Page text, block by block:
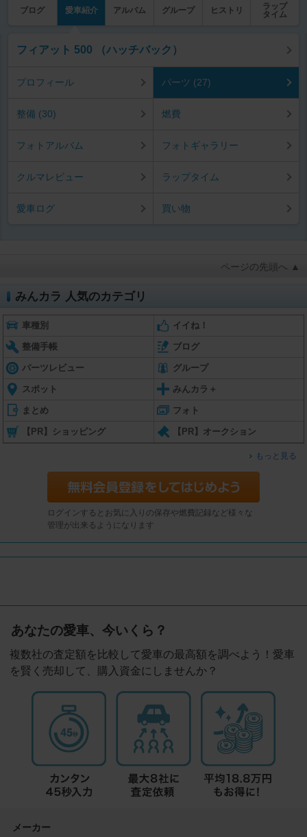
ブログ 愛車紹介 アルバム グループ ヒストリ
ラップ
タイム
フィアット 500 （ハッチバック）
プロフィール パーツ (27)
整備 (30) 燃費
フォトアルバム フォトギャラリー
クルマレビュー ラップタイム
愛車ログ 買い物
ページの先頭へ ▲
みんカラ 人気のカテゴリ
車種別 イイね！
整備手帳 ブログ
パーツレビュー グループ
スポット みんカラ＋
まとめ フォト
【PR】ショッピング 【PR】オークション
もっと見る
ログインするとお気に入りの保存や燃費記録など様々な
管理が出来るようになります
あなたの愛車、今いくら？
複数社の査定額を比較して愛車の最高額を調べよう！愛車
を賢く売却して、購入資金にしませんか？
メーカー